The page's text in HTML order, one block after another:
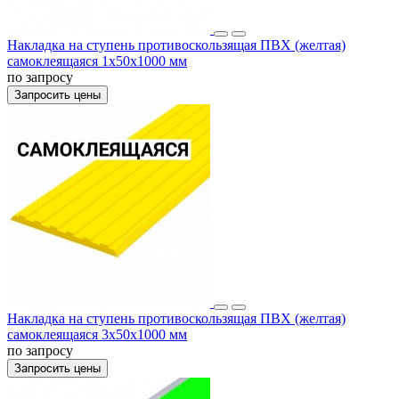
Накладка на ступень противоскользящая ПВХ (желтая)
самоклеящаяся 1х50х1000 мм
по запросу
Запросить цены
Накладка на ступень противоскользящая ПВХ (желтая)
самоклеящаяся 3х50х1000 мм
по запросу
Запросить цены